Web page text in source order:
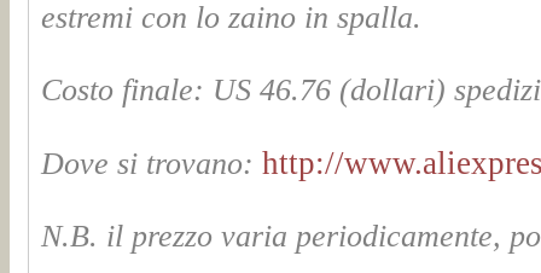
estremi con lo zaino in spalla.
Costo finale: US 46.76 (dollari)
Dove si trovano: http://
N.B. il prezzo varia periodicamente,